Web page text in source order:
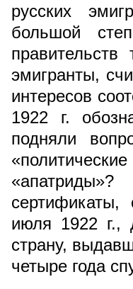
русских
большой
эмигранты,
интересов
1922 г.
подняли
июля 1922 г.,
страну,
четыре года